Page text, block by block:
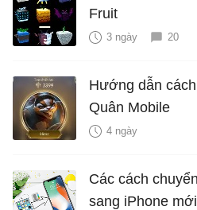
Fruit
3 ngày 20
Hướng dẫn
Quân Mobile
4 ngày
Các cách
sang iPhone mới